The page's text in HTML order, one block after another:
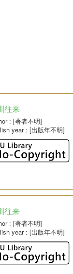
往来
: [著者不明]
year: [出版年不明]
往来
: [著者不明]
year: [出版年不明]